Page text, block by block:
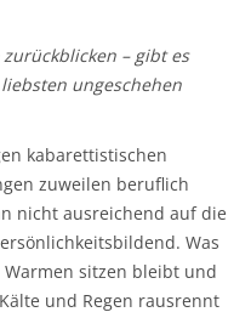
– gibt es
ungeschehen
kabarettistischen
zuweilen beruflich
nicht ausreichend auf die
Was
sitzen bleibt und
und Regen rausrennt